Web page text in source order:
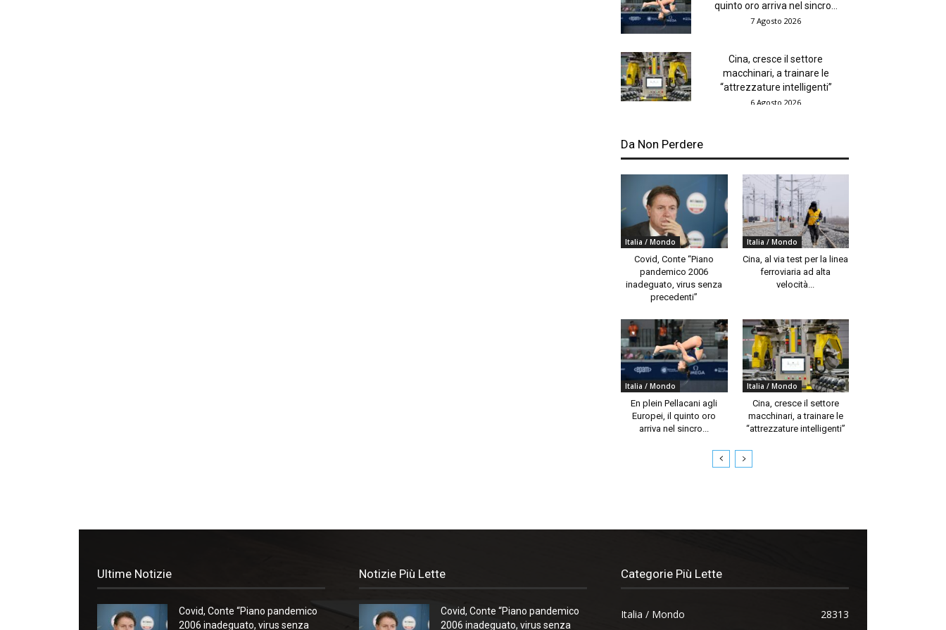
quinto oro arriva nel sincro...
7 Agosto 2026
Cina, cresce il settore
macchinari, a trainare le
“attrezzature intelligenti”
6 Agosto 2026
Da Non Perdere
Italia / Mondo
Covid, Conte “Piano
pandemico 2006
inadeguato, virus senza
precedenti”
Italia / Mondo
Cina, al via test per la linea
ferroviaria ad alta
velocità...
Italia / Mondo
En plein Pellacani agli
Europei, il quinto oro
arriva nel sincro...
Italia / Mondo
Cina, cresce il settore
macchinari, a trainare le
“attrezzature intelligenti”
Ultime Notizie
Covid, Conte “Piano pandemico
2006 inadeguato, virus senza
Notizie Più Lette
Covid, Conte “Piano pandemico
2006 inadeguato, virus senza
Categorie Più Lette
Italia / Mondo
28313